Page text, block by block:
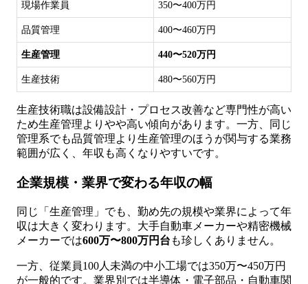
現場作業員 350〜400万円
品質管理 400〜460万円
生産管理 440〜520万円
生産技術 480〜560万円
生産技術職は設備設計・プロセス改善など専門性が高い
ため生産管理よりやや高い傾向があります。一方、同じ
管理系でも品質管理より生産管理のほうが関与する業務
範囲が広く、年収も高くなりやすいです。
企業規模・業界で変わる年収の幅
同じ「生産管理」でも、勤め先の規模や業界によって年
収は大きく変わります。大手自動車メーカーや精密機械
メーカーでは600万〜800万円台 も珍しくありません。
一方、従業員100人未満の中小工場では350万〜450万円
が一般的です。業界別では半導体・電子部品・自動車関